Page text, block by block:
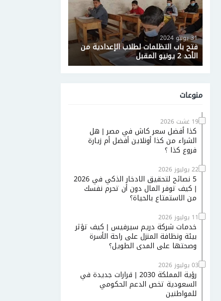
31 يونيو 2024
فتح باب التظلمات لطلاب الإعدادية من
الأحد 2 يونيو المقبل
منوعات
19 غشت 2026
كذا أفضل سعر كاش في مصر | هل
الشراء من كذا أونلاين أفضل أم زيارة
فروع كذا ؟
22 يوليوز 2026
5 نصائح لتحقيق الادخار الذكي في 2026
| كيف توفر المال دون أن تحرم نفسك
من الاستمتاع بالحياة؟
11 يوليوز 2026
خدمات شركة دريم سيرفيس | كيف تؤثر
بيئة ونظافة المنزل على راحة الأسرة
وصحتها على المدى الطويل؟
03 يوليوز 2026
رؤية المملكة 2030 | قرارات جديدة في
السعودية تخص الدعم الحكومي
للمواطنين